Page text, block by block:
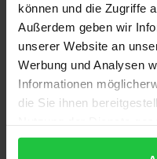
können und die Zugriffe
Außerdem geben wir
unserer Website an
Werbung und Analysen
Informationen
die Sie ihnen
Ende 2022
Reporting Directive
Großteil der
Veröffentlichung
europäischen
sollen das